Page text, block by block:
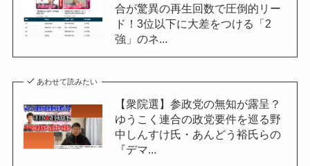
合が驚異の再生回数で圧倒的リー
ド！3位以下に大差をつける「2
強」のネ...
あわせて読みたい
【衆院選】参政党の無知が露呈？
ゆうこく連合の政党要件を巡る野
中しんすけ氏・あんどう裕氏らの
『デマ...